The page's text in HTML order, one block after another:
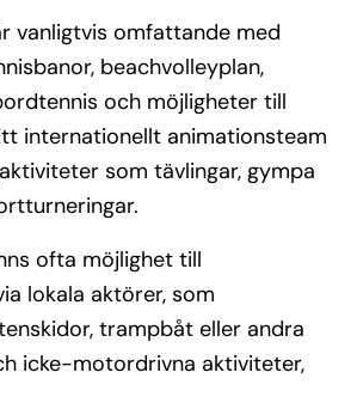
vanligtvis omfattande med
beachvolleyplan,
och möjligheter till
internationellt animationsteam
som tävlingar, gympa
ofta möjlighet till
lokala aktörer, som
trampbåt eller andra
icke-motordrivna aktiviteter,